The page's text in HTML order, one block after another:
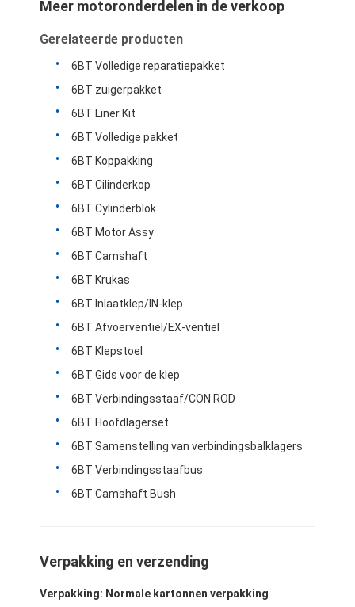
Meer motoronderdelen in de verkoop
Gerelateerde producten
6BT Volledige reparatiepakket
6BT zuigerpakket
6BT Liner Kit
6BT Volledige pakket
6BT Koppakking
6BT Cilinderkop
6BT Cylinderblok
6BT Motor Assy
6BT Camshaft
6BT Krukas
6BT Inlaatklep/IN-klep
6BT Afvoerventiel/EX-ventiel
6BT Klepstoel
6BT Gids voor de klep
6BT Verbindingsstaaf/CON ROD
6BT Hoofdlagerset
6BT Samenstelling van verbindingsbalklagers
6BT Verbindingsstaafbus
6BT Camshaft Bush
Verpakking en verzending
Verpakking: Normale kartonnen verpakking